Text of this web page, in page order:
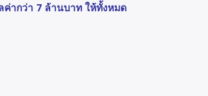
ากว่า 7 ล้านบาท ให้ทั้งหมด